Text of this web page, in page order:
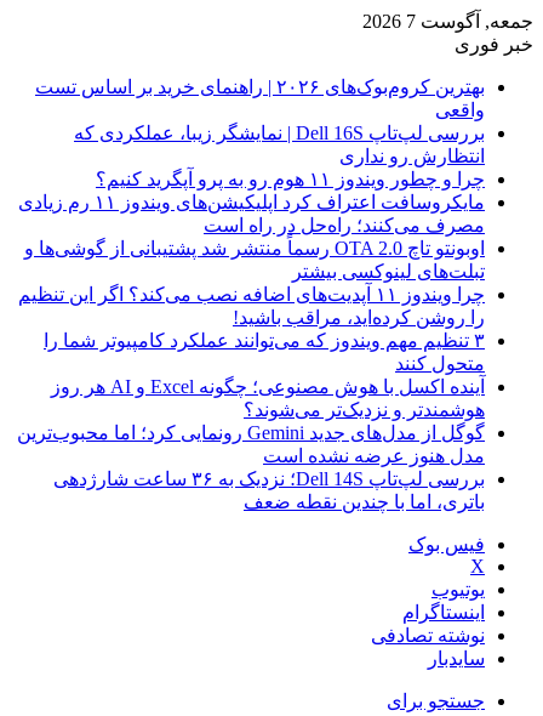
جمعه, آگوست 7 2026
خبر فوری
بهترین کروم‌بوک‌های ۲۰۲۶ | راهنمای خرید بر اساس تست
واقعی
بررسی لپ‌تاپ Dell 16S | نمایشگر زیبا، عملکردی که
انتظارش رو نداری
چرا و چطور ویندوز ۱۱ هوم رو به پرو آپگرید کنیم؟
مایکروسافت اعتراف کرد اپلیکیشن‌های ویندوز ۱۱ رم زیادی
مصرف می‌کنند؛ راه‌حل در راه است
اوبونتو تاچ OTA 2.0 رسماً منتشر شد پشتیبانی از گوشی‌ها و
تبلت‌های لینوکسی بیشتر
چرا ویندوز ۱۱ آپدیت‌های اضافه نصب می‌کند؟ اگر این تنظیم
را روشن کرده‌اید، مراقب باشید!
۳ تنظیم مهم ویندوز که می‌توانند عملکرد کامپیوتر شما را
متحول کنند
آینده اکسل با هوش مصنوعی؛ چگونه Excel و AI هر روز
هوشمندتر و نزدیک‌تر می‌شوند؟
گوگل از مدل‌های جدید Gemini رونمایی کرد؛ اما محبوب‌ترین
مدل هنوز عرضه نشده است
بررسی لپ‌تاپ Dell 14S؛ نزدیک به ۳۶ ساعت شارژدهی
باتری، اما با چندین نقطه ضعف
فیس بوک
X
یوتیوب
اینستاگرام
نوشته تصادفی
سایدبار
جستجو برای